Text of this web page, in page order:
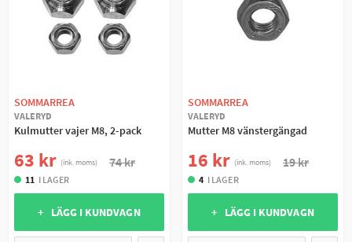
SOMMARREA
VALERYD
Kulmutter vajer M8, 2-pack
63 kr (ink. moms) 74 kr
11 I LAGER
+ LÄGG I KUNDVAGN
SOMMARREA
VALERYD
Mutter M8 vänstergängad
16 kr (ink. moms) 19 kr
4 I LAGER
+ LÄGG I KUNDVAGN